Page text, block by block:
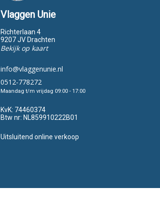
Vlaggen Unie
Richterlaan 4
9207 JV Drachten
Bekijk op kaart
info@vlaggenunie.nl
0512-778272
Maandag t/m vrijdag 09:00 - 17:00
KvK: 74460374
Btw nr: NL859910222B01
Uitsluitend online verkoop